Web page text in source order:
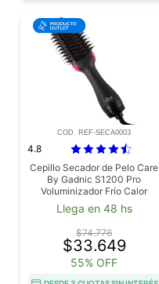
COD. REF-SECA0003
4.8
Cepillo Secador de Pelo Care
By Gadnic S1200 Pro
Voluminizador Frío Calor
Outlet
Llega en 48 hs
$74.776
$33.649
55% OFF